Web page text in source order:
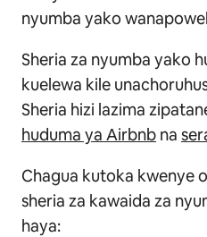
nyumba yako
Sheria za nyumba yako
kuelewa kile
Sheria hizi lazima
huduma ya Airbnb na
Chagua kutoka kwenye
sheria za kawaida za
haya: